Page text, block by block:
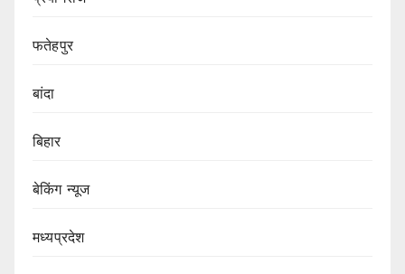
फतेहपुर
बांदा
बिहार
बेकिंग न्यूज
मध्यप्रदेश